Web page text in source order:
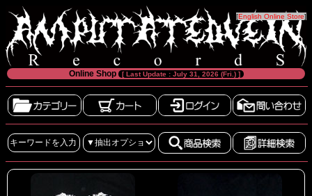
[English Online Store]
Online Shop [ Last Update : July 31, 2026 (Fri.) ]